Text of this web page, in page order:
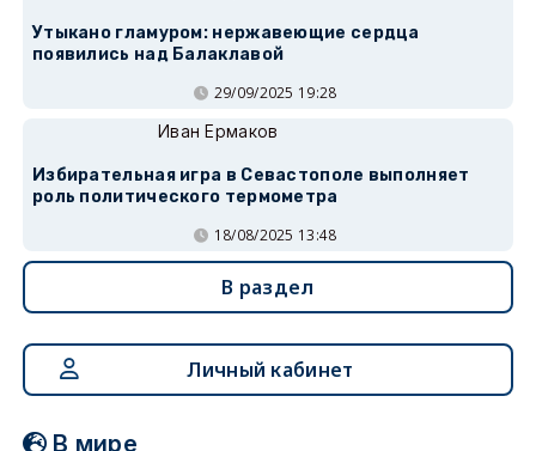
Утыкано гламуром: нержавеющие сердца
появились над Балаклавой
29/09/2025 19:28
Иван Ермаков
Избирательная игра в Севастополе выполняет
роль политического термометра
18/08/2025 13:48
В раздел
Личный кабинет
В мире